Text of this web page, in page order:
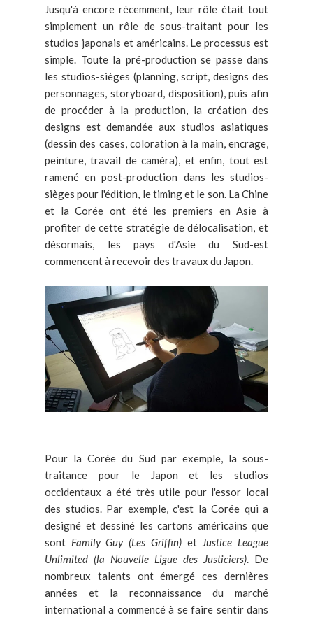
Jusqu'à encore récemment, leur rôle était tout
simplement un rôle de sous-traitant pour les
studios japonais et américains. Le processus est
simple. Toute la pré-production se passe dans
les studios-sièges (planning, script, designs des
personnages, storyboard, disposition), puis afin
de procéder à la production, la création des
designs est demandée aux studios asiatiques
(dessin des cases, coloration à la main, encrage,
peinture, travail de caméra), et enfin, tout est
ramené en post-production dans les studios-
sièges pour l'édition, le timing et le son. La Chine
et la Corée ont été les premiers en Asie à
profiter de cette stratégie de délocalisation, et
désormais, les pays d'Asie du Sud-est
commencent à recevoir des travaux du Japon.
Pour la Corée du Sud par exemple, la sous-
traitance pour le Japon et les studios
occidentaux a été très utile pour l'essor local
des studios. Par exemple, c'est la Corée qui a
designé et dessiné les cartons américains que
sont Family Guy (Les Griffin)et Justice League
Unlimited (la Nouvelle Ligue des Justiciers). De
nombreux talents ont émergé ces dernières
années et la reconnaissance du marché
international a commencé à se faire sentir dans